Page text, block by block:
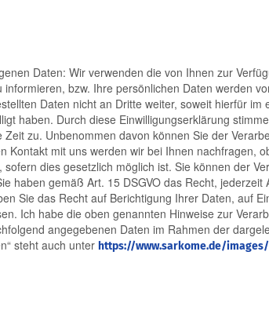
Daten: Wir verwenden die von Ihnen zur
bzw. Ihre persönlichen Daten werden
Daten nicht an Dritte weiter, soweit hierfür
haben. Durch diese Einwilligungserklärung
zu. Unbenommen davon können Sie der
Kontakt mit uns werden wir bei Ihnen nachfragen,
dies gesetzlich möglich ist. Sie können der
haben gemäß Art. 15 DSGVO das Recht,
Sie das Recht auf Berichtigung Ihrer Daten, auf
Ich habe die oben genannten Hinweise zur
angegebenen Daten im Rahmen der
steht auch unter https://www.sarkome.de/